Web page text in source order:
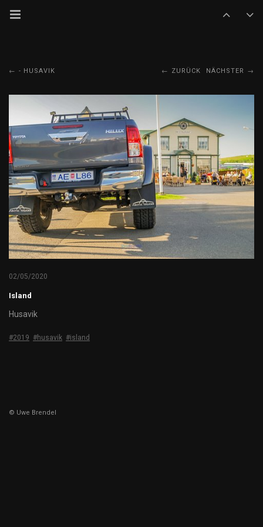
ZURÜCK NÄCHSTER
- HUSAVIK
02/05/2020
Island
Husavik
#2019 #husavik #island
© Uwe Brendel